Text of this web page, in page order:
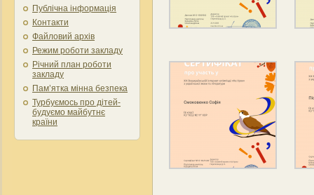
Публічна інформація
Контакти
Файловий архів
Режим роботи закладу
Річний план роботи
закладу
Пам’ятка мінна безпека
Турбуємось про дітей-
будуємо майбутнє
країни